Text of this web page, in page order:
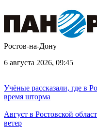
Ростов-на-Дону
6 августа 2026, 09:45
Учёные рассказали, где в
время шторма
Август в Ростовской
ветер